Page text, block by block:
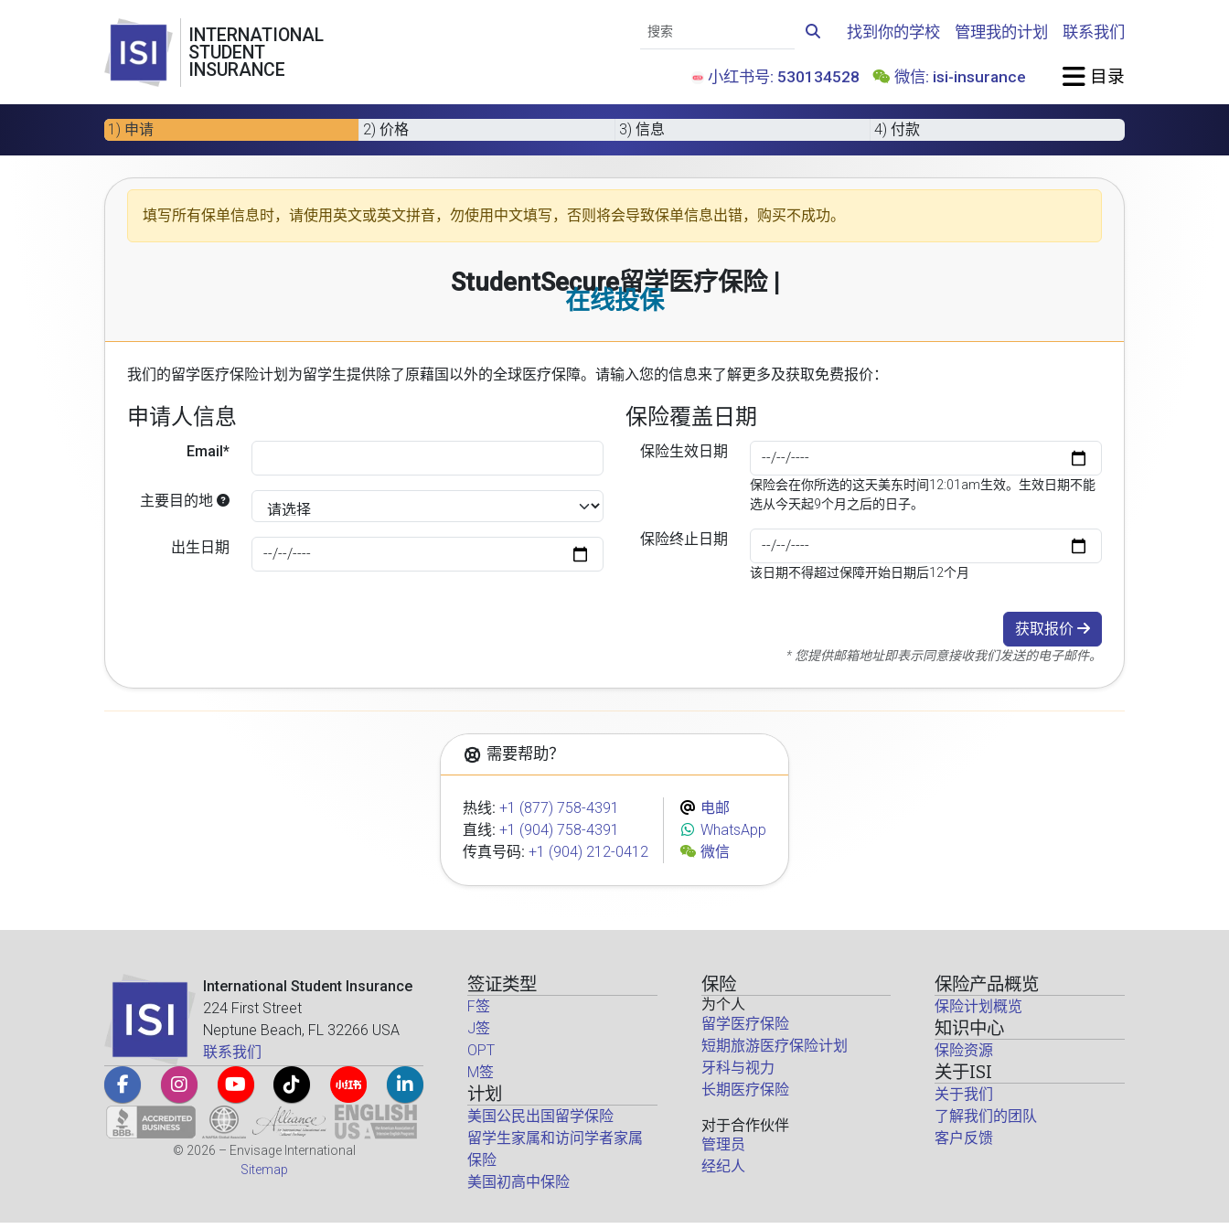
INTERNATIONAL
STUDENT
INSURANCE
找到你的学校 管理我的计划 联系我们
小红书号: 530134528 微信: isi-insurance 目录
1) 申请 2) 价格 3) 信息 4) 付款
填写所有保单信息时，请使用 英文或英文拼音，勿使用中文填写，否则将会导致保单信息出错，购买不成功。
StudentSecure留学医疗保险 |
在线投保
我们的留学医疗保险计划 为留学生提供除了原藉国以外的全球医疗保障。请输入您的信息来了解更多及获取免费报价：
申请人信息
Email*
主要目的地
出生日期
保险覆盖日期
保险生效日期
保险会在你所选的这天美东时间12:01am生效。生效日期不能
选从今天起9个月之后的日子。
保险终止日期
该日期不得超过保障开始日期后12个月
获取报价
* 您提供邮箱地址即表示同意接收我们发送的电子邮件。
需要帮助？
热线: +1 (877) 758-4391
直线: +1 (904) 758-4391
传真号码: +1 (904) 212-0412
电邮
WhatsApp
微信
International Student Insurance
224 First Street
Neptune Beach, FL 32266 USA
联系我们
© 2026 – Envisage International
Sitemap
签证类型
F签
J签
OPT
M签
计划
美国公民出国留学保险
留学生家属和访问学者家属
保险
美国初高中保险
保险
为个人
留学医疗保险
短期旅游医疗保险计划
牙科与视力
长期医疗保险
对于合作伙伴
管理员
经纪人
保险产品概览
保险计划概览
知识中心
保险资源
关于ISI
关于我们
了解我们的团队
客户反馈